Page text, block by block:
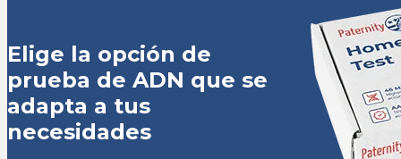
Elige la opción de
prueba de ADN que se
adapta a tus
necesidades